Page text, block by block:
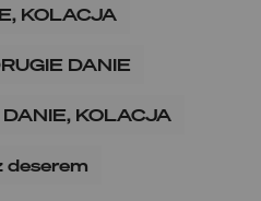
KOLACJA
DANIE
KOLACJA